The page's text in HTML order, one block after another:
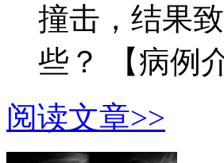
撞击，结果
些？ 【病例
阅读文章>>